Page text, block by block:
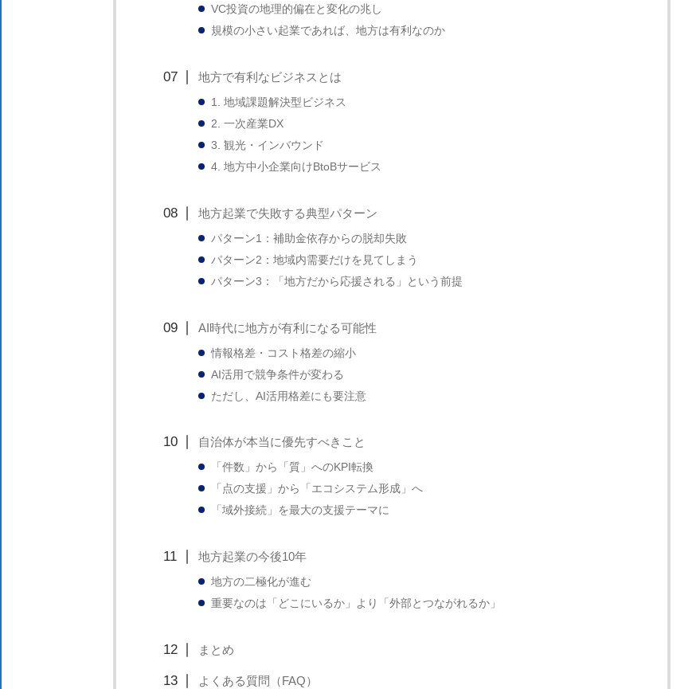
VC投資の地理的偏在と変化の兆し
規模の小さい起業であれば、地方は有利なのか
地方で有利なビジネスとは
1. 地域課題解決型ビジネス
2. 一次産業DX
3. 観光・インバウンド
4. 地方中小企業向けBtoBサービス
地方起業で失敗する典型パターン
パターン1：補助金依存からの脱却失敗
パターン2：地域内需要だけを見てしまう
パターン3：「地方だから応援される」という前提
AI時代に地方が有利になる可能性
情報格差・コスト格差の縮小
AI活用で競争条件が変わる
ただし、AI活用格差にも要注意
自治体が本当に優先すべきこと
「件数」から「質」へのKPI転換
「点の支援」から「エコシステム形成」へ
「域外接続」を最大の支援テーマに
地方起業の今後10年
地方の二極化が進む
重要なのは「どこにいるか」より「外部とつながれるか」
まとめ
よくある質問（FAQ）